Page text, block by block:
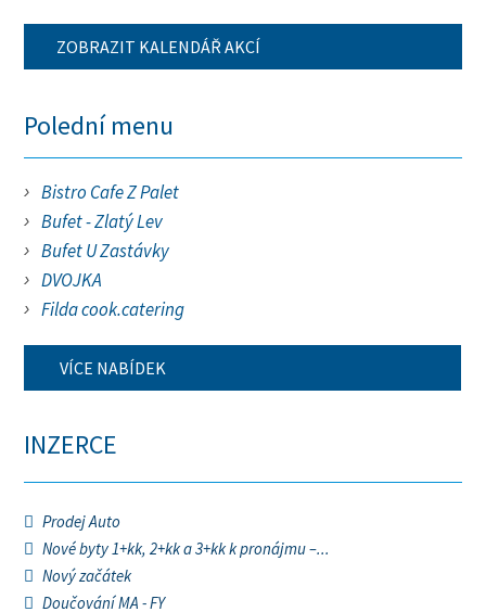
ZOBRAZIT KALENDÁŘ AKCÍ
Polední menu
Bistro Cafe Z Palet
Bufet - Zlatý Lev
Bufet U Zastávky
DVOJKA
Filda cook.catering
VÍCE NABÍDEK
INZERCE
Prodej Auto
Nové byty 1+kk, 2+kk a 3+kk k pronájmu –...
Nový začátek
Doučování MA - FY